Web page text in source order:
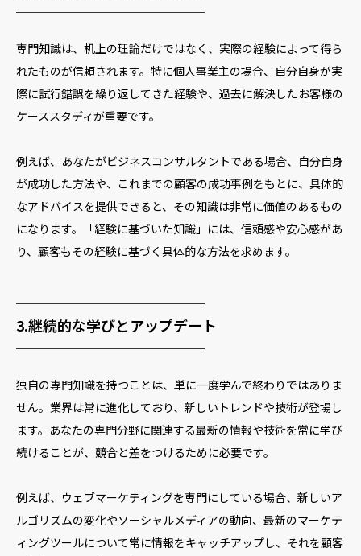
─────────────
専門知識は、机上の理論だけではなく、実際の経験によって得ら
れたものが信頼されます。特に個人事業主の場合、自分自身が実
際に試行錯誤を繰り返してきた経験や、過去に解決したお客様の
ケーススタディが重要です。
例えば、あなたがビジネスコンサルタントである場合、自分自身
が成功した方法や、これまでの顧客の成功事例をもとに、具体的
なアドバイスを提供できると、その知識は非常に価値のあるもの
になります。「経験に基づいた知識」には、信頼感や安心感があ
り、顧客もその経験に基づく具体的な方法を求めます。
─────────────
3.継続的な学びとアップデート
─────────────
独自の専門知識を持つことは、単に一度学んで終わりではありま
せん。業界は常に進化しており、新しいトレンドや技術が登場し
ます。あなたの専門分野に関連する最新の情報や技術を常に学び
続けることが、競合と差をつけるために必要です。
例えば、ウェブマーケティングを専門にしている場合、新しいア
ルゴリズムの変化やソーシャルメディアの動向、最新のマーケテ
ィングツールについて常に情報をキャッチアップし、それを顧客